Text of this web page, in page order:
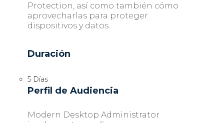
Protection, así como también cómo
aprovecharlas para proteger
dispositivos y datos.
Duración
5 Días
Perfil de Audiencia
Modern Desktop Administrator